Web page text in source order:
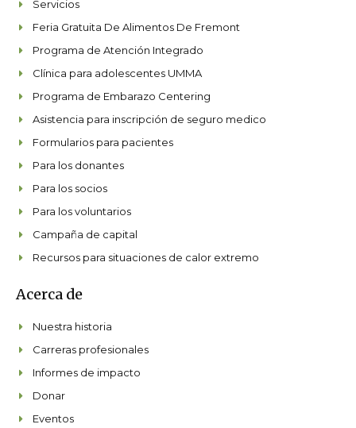
Servicios
Feria Gratuita De Alimentos De Fremont
Programa de Atención Integrado
Clínica para adolescentes UMMA
Programa de Embarazo Centering
Asistencia para inscripción de seguro medico
Formularios para pacientes
Para los donantes
Para los socios
Para los voluntarios
Campaña de capital
Recursos para situaciones de calor extremo
Acerca de
Nuestra historia
Carreras profesionales
Informes de impacto
Donar
Eventos